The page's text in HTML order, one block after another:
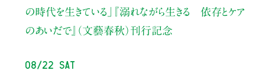
の時代を生きている」
『溺れながら生きる 依存とケア
のあいだで』（文藝春秋）刊行記念
08/22 Sat